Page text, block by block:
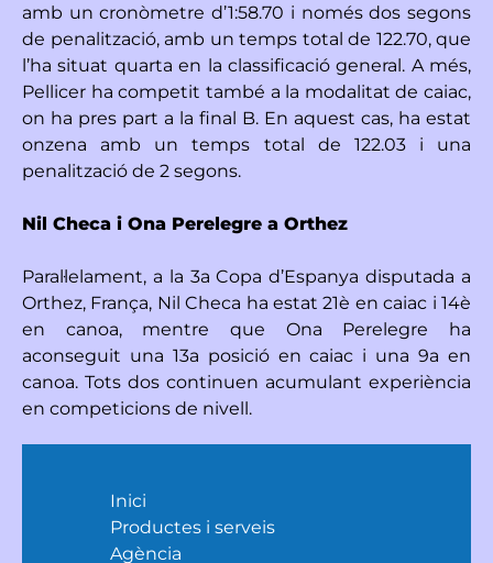
amb un cronòmetre d’1:58.70 i només dos segons
de penalització, amb un temps total de 122.70, que
l’ha situat quarta en la classificació general. A més,
Pellicer ha competit també a la modalitat de caiac,
on ha pres part a la final B. En aquest cas, ha estat
onzena amb un temps total de 122.03 i una
penalització de 2 segons.
Nil Checa i Ona Perelegre a Orthez
Paral·lelament, a la 3a Copa d’Espanya disputada a
Orthez, França, Nil Checa ha estat 21è en caiac i 14è
en canoa, mentre que Ona Perelegre ha
aconseguit una 13a posició en caiac i una 9a en
canoa. Tots dos continuen acumulant experiència
en competicions de nivell.
Inici
Productes i serveis
Agència